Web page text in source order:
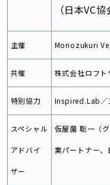
（日本VC
主催 Monozukuri
共催 株式会社ロフ
特別協力 Inspired.Lab／
スペシャル
アドバイ
ザー
仮屋薗 聡一（
業パートナー、